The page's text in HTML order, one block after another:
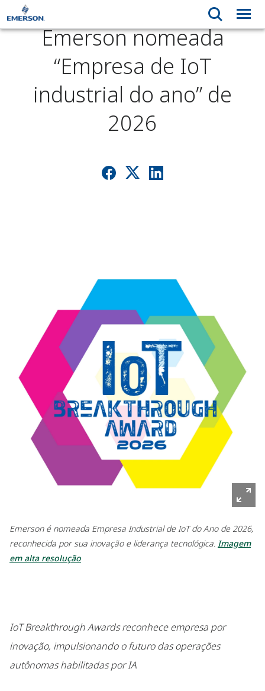
Emerson nomeada
“Empresa de IoT
industrial do ano” de
2026
Emerson é nomeada Empresa Industrial de IoT do Ano de 2026,
reconhecida por sua inovação e liderança tecnológica. Imagem
em alta resolução
IoT Breakthrough Awards reconhece empresa por
inovação, impulsionando o futuro das operações
autônomas habilitadas por IA